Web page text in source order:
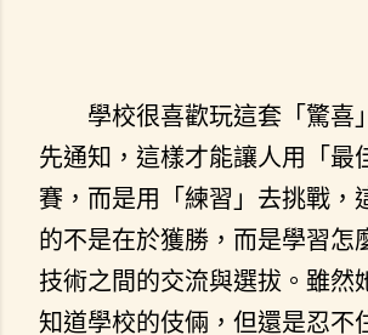
學校很喜歡玩這套「驚喜
先通知，這樣才能讓人用「最
賽，而是用「練習」去挑戰，
的不是在於獲勝，而是學習怎
技術之間的交流與選拔。雖然
知道學校的伎倆，但還是忍不